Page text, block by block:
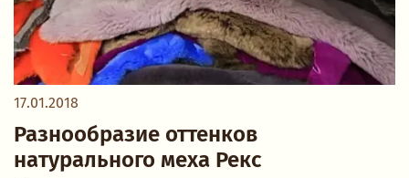
17.01.2018
Разнообразие оттенков
натурального меха Рекс